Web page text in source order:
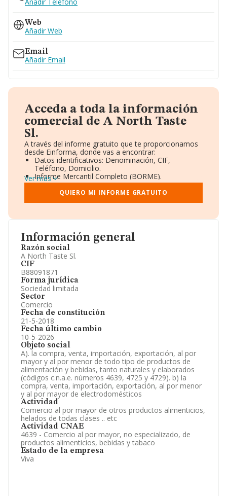
Información general
Razón social
A North Taste Sl.
CIF
B88091871
Forma jurídica
Sociedad limitada
Sector
Comercio
Fecha de constitución
21-5-2018
Fecha último cambio
10-5-2026
Objeto social
A). la compra, venta, importación, exportación, al por
mayor y al por menor de todo tipo de productos de
alimentación y bebidas, tanto naturales y elaborados
(códigos c.n.a.e. números 4639, 4725 y 4729). b) la
compra, venta, importación, exportación, al por menor
y al por mayor de electrodomésticos
Actividad
Comercio al por mayor de otros productos alimenticios,
helados de todas clases .. etc
Actividad CNAE
4639 - Comercio al por mayor, no especializado, de
productos alimenticios, bebidas y tabaco
Estado de la empresa
Viva
Web
Añadir Web
Email
Añadir Email
Acceda a toda la información
comercial de A North Taste
Sl.
A través del informe gratuito que te proporcionamos
desde Einforma, donde vas a encontrar:
Datos identificativos: Denominación, CIF,
Teléfono, Domicilio.
Informe Mercantil Completo (BORME).
Gráficos de Evolución Ventas y Empleados.
Consejo de Administración y Administradores.
Directivos y Ejecutivos.
Información oficial y registral complementaria.
Ver más
QUIERO MI INFORME GRATUITO